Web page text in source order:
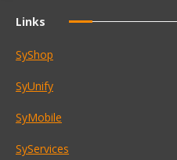
Links
SyShop
SyUnify
SyMobile
SyServices